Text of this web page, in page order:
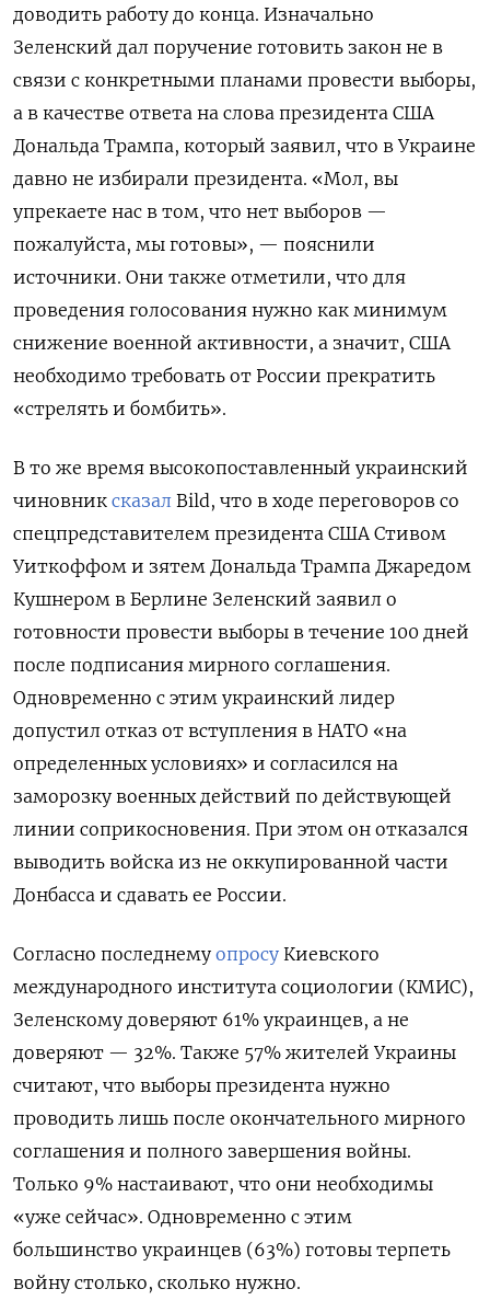
доводить работу до конца. Изначально
Зеленский дал поручение готовить закон не в
связи с конкретными планами провести выборы,
а в качестве ответа на слова президента США
Дональда Трампа, который заявил, что в Украине
давно не избирали президента. «Мол, вы
упрекаете нас в том, что нет выборов —
пожалуйста, мы готовы», — пояснили
источники. Они также отметили, что для
проведения голосования нужно как минимум
снижение военной активности, а значит, США
необходимо требовать от России прекратить
«стрелять и бомбить».
В то же время высокопоставленный украинский
чиновник сказал Bild, что в ходе переговоров со
спецпредставителем президента США Стивом
Уиткоффом и зятем Дональда Трампа Джаредом
Кушнером в Берлине Зеленский заявил о
готовности провести выборы в течение 100 дней
после подписания мирного соглашения.
Одновременно с этим украинский лидер
допустил отказ от вступления в НАТО «на
определенных условиях» и согласился на
заморозку военных действий по действующей
линии соприкосновения. При этом он отказался
выводить войска из не оккупированной части
Донбасса и сдавать ее России.
Согласно последнему опросу Киевского
международного института социологии (КМИС),
Зеленскому доверяют 61% украинцев, а не
доверяют — 32%. Также 57% жителей Украины
считают, что выборы президента нужно
проводить лишь после окончательного мирного
соглашения и полного завершения войны.
Только 9% настаивают, что они необходимы
«уже сейчас». Одновременно с этим
большинство украинцев (63%) готовы терпеть
войну столько, сколько нужно.